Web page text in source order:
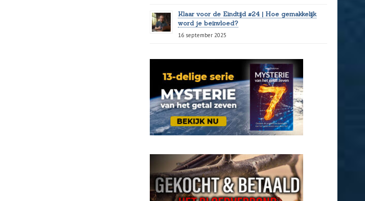
Klaar voor de Eindtijd #24 | Hoe gemakkelijk
word je beïnvloed?
16 september 2025